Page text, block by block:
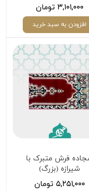
۳,۱۰۱,۰۰۰ تومان
افزودن به سبد خرید
فرش متبرک با
شیرازه (بزرگ)
۵,۲۵۱,۰۰۰ تومان